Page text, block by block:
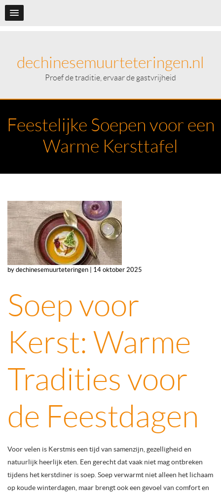
dechinesemuurteteringen.nl
Proef de traditie, ervaar de gastvrijheid
Feestelijke Soepen voor een
Warme Kersttafel
by dechinesemuurteteringen | 14 oktober 2025
Soep voor
Kerst: Warme
Tradities voor
de Feestdagen
Voor velen is Kerstmis een tijd van samenzijn, gezelligheid en
natuurlijk heerlijk eten. Een gerecht dat vaak niet mag ontbreken
tijdens het kerstdiner is soep. Soep verwarmt niet alleen het lichaam
op koude winterdagen, maar brengt ook een gevoel van comfort en